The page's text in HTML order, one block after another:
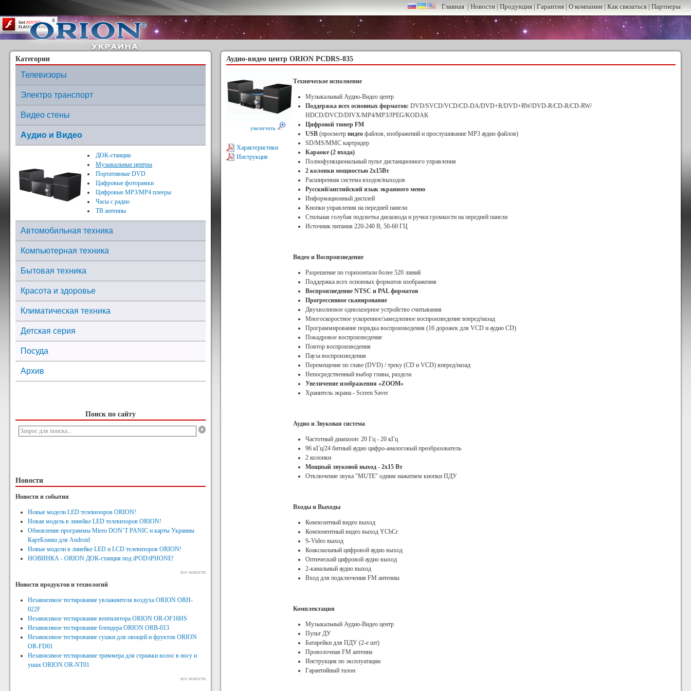
Content on this page requires a newer version of Adobe Flash Player. Главная | Новости | Продукция | Гарантия | О компании | Как связаться | Партнеры
Категории
Телевизоры
Электро транспорт
Видео стены
Аудио и Видео
ДОК-станции
Музыкальные центры
Портативные DVD
Цифровые фоторамки
Цифровые МР3/MP4 плееры
Часы с радио
ТВ антенны
Автомобильная техника
Компьютерная техника
Бытовая техника
Красота и здоровье
Климатическая техника
Детская серия
Посуда
Архив
Поиск по сайту
Новости
Новости и события
Новые модели LED телевизоров ORION!
Новая модель в линейке LED телевизоров ORION!
Обновление программы Mireo DON’T PANIC и карты Украины
КартБланш для Android
Новые модели в линейке LED и LCD телевизоров ORION!
НОВИНКА - ORION ДОК-станция под iPOD/iPHONE!
все новости
Новости продуктов и технологий
Независимое тестирование увлажнителя воздуха ORION ORH-
022F
Независимое тестирование вентилятора ORION OR-OF16HS
Независимое тестирование блендера ORION ORB-013
Независимое тестирование сушки для овощей и фруктов ORION
OR-FD01
Независимое тестирование триммера для стрижки волос в носу и
ушах ORION OR-NT01
все новости
Аудио-видео центр ORION PCDRS-835
увеличить
Характеристики
Инструкция
Техническое исполнение
Музыкальный Аудио-Видео центр
Поддержка всех основных форматов: DVD/SVCD/VCD/CD-DA/DVD+R/DVD+RW/DVD-R/CD-R/CD-RW/
HDCD/DVCD/DIVX/MP4/MP3/JPEG/KODAK
Цифровой тюнер FM
USB (просмотр видео файлов, изображений и прослушивание МР3 аудио файлов)
SD/MS/MMC картридер
Караоке (2 входа)
Полнофункциональный пульт дистанционного управления
2 колонки мощностью 2х15Вт
Расширенная система входов/выходов
Русский/английский язык экранного меню
Информационный дисплей
Кнопки управления на передней панели
Стильная голубая подсветка дисковода и ручки громкости на передней панели
Источник питания 220-240 В, 50-60 ГЦ
Видео и Воспроизведение
Разрешение по горизонтали более 520 линий
Поддержка всех основных форматов изображения
Воспроизведение NTSC и PAL форматов
Прогрессивное сканирование
Двухволновое однолазерное устройство считывания
Многоскоростное ускоренное/замедленное воспроизведение вперед/назад
Программирование порядка воспроизведения (16 дорожек для VCD и аудио CD)
Покадровое воспроизведение
Повтор воспроизведения
Пауза воспроизведения
Перемещение по главе (DVD) / треку (CD и VCD) вперед/назад
Непосредственный выбор главы, раздела
Увеличение изображения «ZOOM»
Хранитель экрана - Screen Saver
Аудио и Звуковая система
Частотный диапазон: 20 Гц - 20 кГц
96 кГц/24 битный аудио цифро-аналоговый преобразователь
2 колонки
Мощный звуковой выход - 2х15 Вт
Отключение звука "MUTE" одним нажатием кнопки ПДУ
Входы и Выходы
Композитный видео выход
Компонентный видео выход YCbCr
S-Video выход
Коаксиальный цифровой аудио выход
Оптический цифровой аудио выход
2-канальный аудио выход
Вход для подключения FM антенны
Комплектация
Музыкальный Аудио-Видео центр
Пульт ДУ
Батарейки для ПДУ (2-е шт)
Проволочная FM антенна
Инструкция по эксплуатации
Гарантийный талон